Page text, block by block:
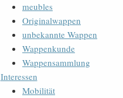
meubles
Originalwappen
unbekannte Wappen
Wappenkunde
Wappensammlung
Interessen
Mobilität